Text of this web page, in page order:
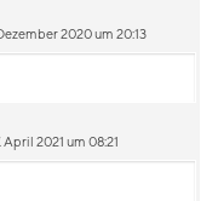
2020 um 20:13
April 2021 um 08:21